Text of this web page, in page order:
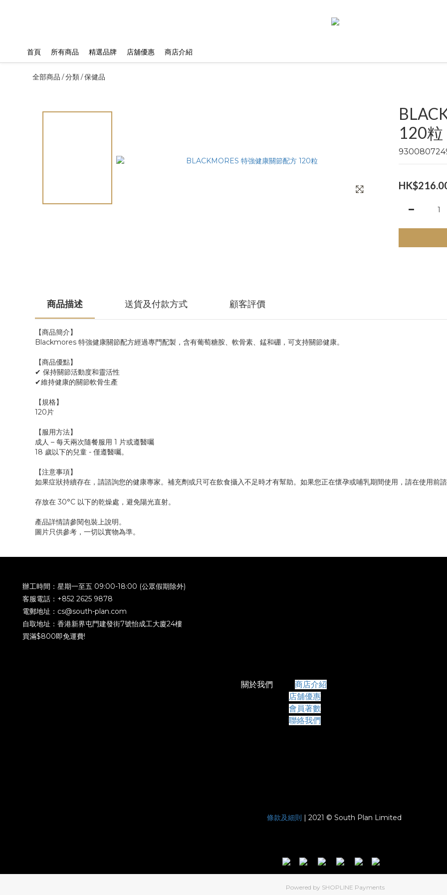
首頁 所有商品 精選品牌 店舖優惠 商店介紹
全部商品 /分類/保健品
120粒
商品描述 送貨及付款方式 顧客評價
【商品簡介】
Blackmores 特強健康關節配方經過專門配製，含有葡萄糖胺、軟骨素、錳和硼，可支持關節健康。
【商品優點】
✔ 保持關節活動度和靈活性
✔維持健康的關節軟骨生產
【規格】
120片
【服用方法】
成人 – 每天兩次隨餐服用 1 片或遵醫囑
18 歲以下的兒童 - 僅遵醫囑。
【注意事項】
如果症狀持續存在，請諮詢您的健康專家。補充劑或只可在飲食攝入不足時才有幫助。如果您正在懷孕或哺乳期間使用，請在使用前諮
存放在 30°C 以下的乾燥處，避免陽光直射。
產品詳情請參閱包裝上說明。
圖片只供參考，一切以實物為準。
辦工時間：星期一至五 09:00-18:00 (公眾假期除外)
客服電話：+852 2625 9878
電郵地址：cs@south-plan.com
自取地址：香港新界屯門建發街7號怡成工大廈24樓
買滿$800即免運費!
關於我們 商店介紹
店舖優惠
會員著數
聯絡我們
條款及細則 | 2021 © South Plan Limited
Powered by SHOPLINE Payments